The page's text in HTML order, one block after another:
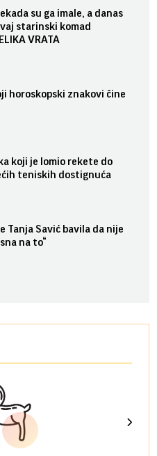
su ga imale, a danas
starinski komad
VRATA
horoskopski znakovi čine
koji je lomio rekete do
teniskih dostignuća
Tanja Savić bavila da nije
na to“